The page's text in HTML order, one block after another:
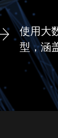
使用大
型，涵